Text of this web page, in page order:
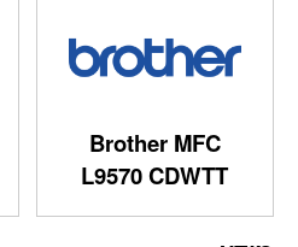
Brother MFC
L9570 CDWTT